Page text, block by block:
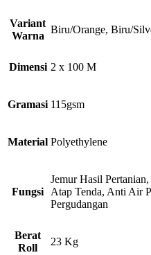
Variant
Warna
Biru/Orange, Biru/
Dimensi 2 x 100 M
Gramasi 115gsm
Material Polyethylene
Fungsi
Jemur Hasil
Atap Tenda, Anti Air
Pergudangan
Berat
Roll
23 Kg